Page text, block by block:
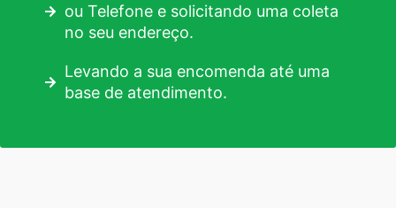
ou Telefone e solicitando uma coleta
no seu endereço.
Levando a sua encomenda até uma
base de atendimento.